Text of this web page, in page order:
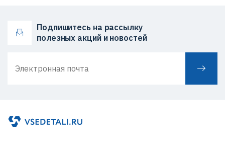
Подпишитесь на рассылку
полезных акций и новостей